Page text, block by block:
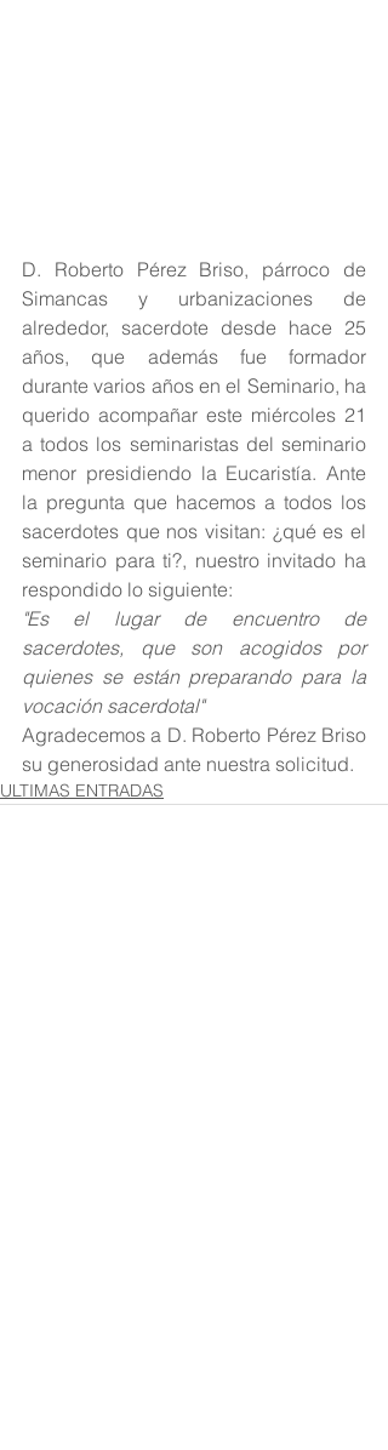
D. Roberto Pérez Briso, párroco de
Simancas y urbanizaciones de
alrededor, sacerdote desde hace 25
años, que además fue formador
durante varios años en el Seminario, ha
querido acompañar este miércoles 21
a todos los seminaristas del seminario
menor presidiendo la Eucaristía. Ante
la pregunta que hacemos a todos los
sacerdotes que nos visitan: ¿qué es el
seminario para ti?, nuestro invitado ha
respondido lo siguiente:
"Es el lugar de encuentro de
sacerdotes, que son acogidos por
quienes se están preparando para la
vocación sacerdotal"
Agradecemos a D. Roberto Pérez Briso
su generosidad ante nuestra solicitud.
ULTIMAS ENTRADAS